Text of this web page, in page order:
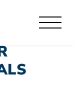
hier je tickets!